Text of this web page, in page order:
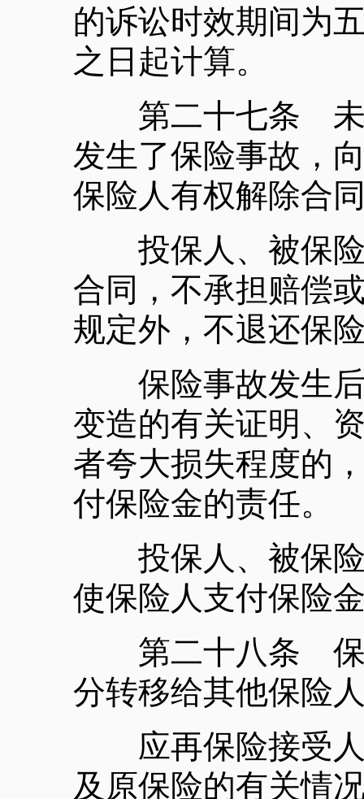
的诉讼时效期间为
之日起计算。
第二十七条 未发
发生了保险事故，
保险人有权解除合
投保人、被保险
合同，不承担赔偿
规定外，不退还保
保险事故发生后
变造的有关证明、
者夸大损失程度的
付保险金的责任。
投保人、被保险
使保险人支付保险
第二十八条 保险
分转移给其他保险
应再保险接受人
及原保险的有关情